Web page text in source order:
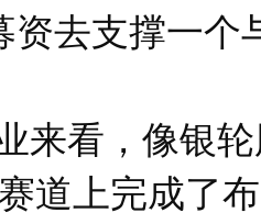
资去支撑一
看，像银轮
道上完成了